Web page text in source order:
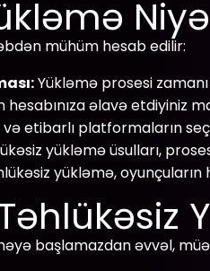
mühüm hesab edilir:
Yükləmə prosesi
hesabınıza əlavə etdiyiniz
və etibarlı platformaların
yükləmə üsulları,
yükləmə, oyunçuların
başlamazdan əvvəl,